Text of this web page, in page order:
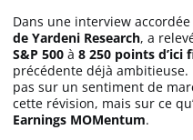
C’est quoi ?
Meilleur Broker
Apprendre
Dans une interview accordée
de Yardeni Research, a
S&P 500 à 8 250 points d’ici
précédente déjà ambitieuse.
pas sur un sentiment de
cette révision, mais sur ce
Earnings MOMentum.